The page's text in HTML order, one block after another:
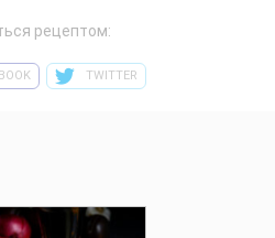
рецептом:
TWITTER